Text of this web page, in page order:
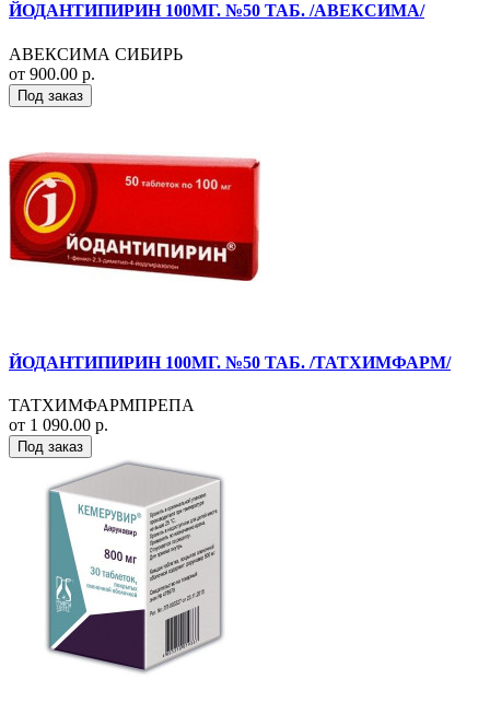
ЙОДАНТИПИРИН 100МГ. №50 ТАБ. /АВЕКСИМА/
АВЕКСИМА СИБИРЬ
от 900.00 р.
Под заказ
ЙОДАНТИПИРИН 100МГ. №50 ТАБ. /ТАТХИМФАРМ/
ТАТХИМФАРМПРЕПА
от 1 090.00 р.
Под заказ